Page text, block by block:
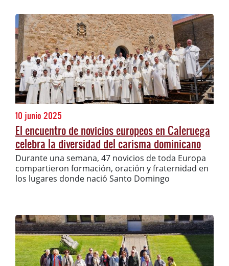
10 junio 2025
El encuentro de novicios europeos en Caleruega
celebra la diversidad del carisma dominicano
Durante una semana, 47 novicios de toda Europa
compartieron formación, oración y fraternidad en
los lugares donde nació Santo Domingo